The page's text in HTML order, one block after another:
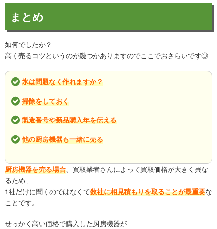
まとめ
如何でしたか？
高く売るコツというのが幾つかありますのでここでおさらいです◎
氷は問題なく作れますか？
掃除をしておく
製造番号や新品購入年を伝える
他の厨房機器も一緒に売る
厨房機器を売る場合、買取業者さんによって買取価格が大きく異な
るため、
1社だけに聞くのではなくて数社に相見積もりを取ることが最重要な
ことです。
せっかく高い価格で購入した厨房機器が